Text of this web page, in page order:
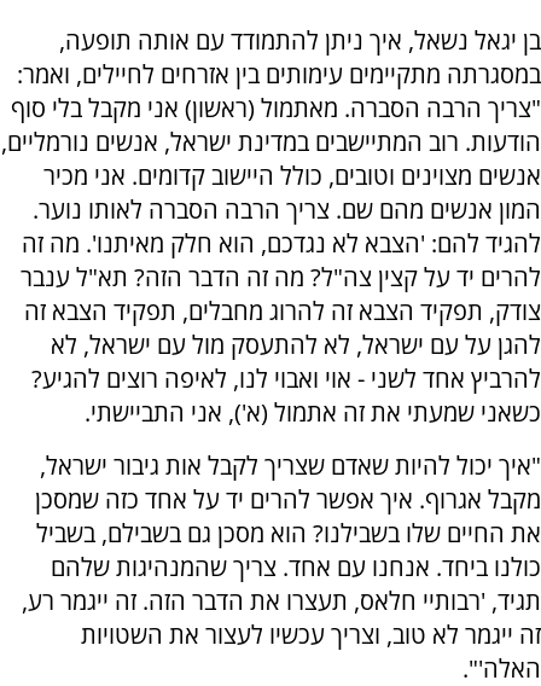
בן יגאל נשאל, איך ניתן להתמודד עם אותה תופעה,
במסגרתה מתקיימים עימותים בין אזרחים לחיילים, ואמר:
"צריך הרבה הסברה. מאתמול (ראשון) אני מקבל בלי סוף
הודעות. רוב המתיישבים במדינת ישראל, אנשים נורמליים,
אנשים מצוינים וטובים, כולל היישוב קדומים. אני מכיר
המון אנשים מהם שם. צריך הרבה הסברה לאותו נוער.
להגיד להם: 'הצבא לא נגדכם, הוא חלק מאיתנו'. מה זה
להרים יד על קצין צה"ל? מה זה הדבר הזה? תא"ל ענבר
צודק, תפקיד הצבא זה להרוג מחבלים, תפקיד הצבא זה
להגן על עם ישראל, לא להתעסק מול עם ישראל, לא
להרביץ אחד לשני - אוי ואבוי לנו, לאיפה רוצים להגיע?
כשאני שמעתי את זה אתמול (א'), אני התביישתי.
"איך יכול להיות שאדם שצריך לקבל אות גיבור ישראל,
מקבל אגרוף. איך אפשר להרים יד על אחד כזה שמסכן
את החיים שלו בשבילנו? הוא מסכן גם בשבילם, בשביל
כולנו ביחד. אנחנו עם אחד. צריך שהמנהיגות שלהם
תגיד, 'רבותיי חלאס, תעצרו את הדבר הזה. זה ייגמר רע,
זה ייגמר לא טוב, וצריך עכשיו לעצור את השטויות
האלה'".